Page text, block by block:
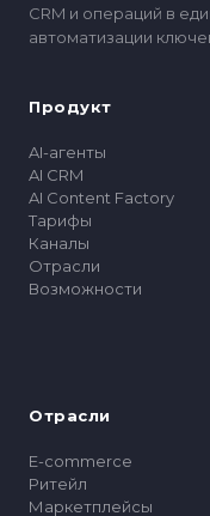
CRM и операций в
автоматизации
Продукт
AI-агенты
AI CRM
AI Content Factory
Тарифы
Каналы
Отрасли
Возможности
Отрасли
E-commerce
Ритейл
Маркетплейсы